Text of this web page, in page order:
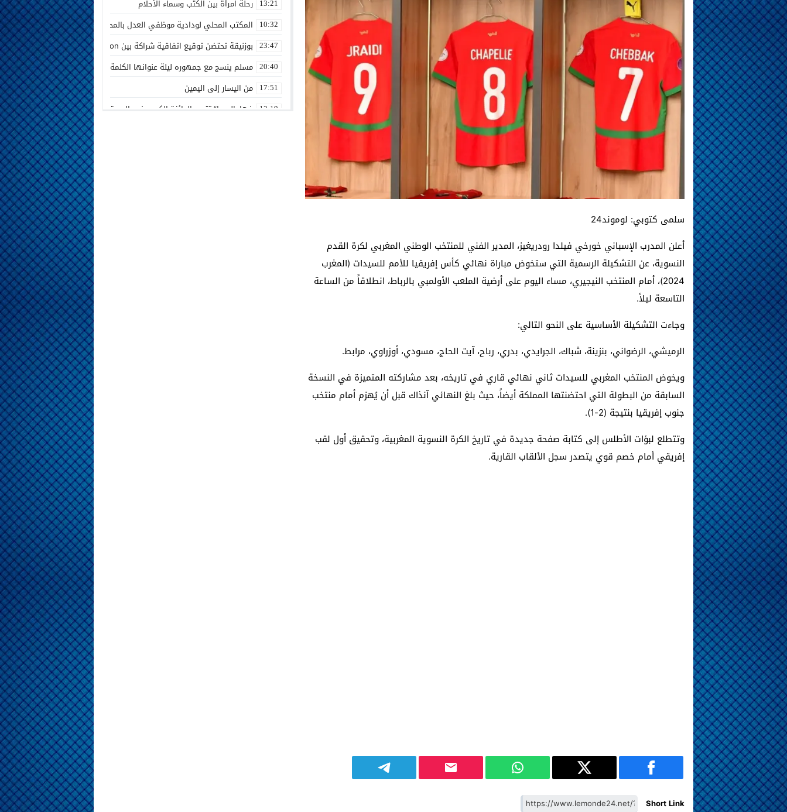
سلمى كتوبي: لوموند24
أعلن المدرب الإسباني خورخي فيلدا رودريغيز، المدير الفني للمنتخب الوطني المغربي لكرة القدم
النسوية، عن التشكيلة الرسمية التي ستخوض مباراة نهائي كأس إفريقيا للأمم للسيدات (المغرب
2024)، أمام المنتخب النيجيري، مساء اليوم على أرضية الملعب الأولمبي بالرباط، انطلاقاً من الساعة
التاسعة ليلاً.
وجاءت التشكيلة الأساسية على النحو التالي:
الرميشي، الرضواني، بنزينة، شباك، الجرايدي، بدري، رباح، آيت الحاج، مسودي، أوزراوي، مرابط.
ويخوض المنتخب المغربي للسيدات ثاني نهائي قاري في تاريخه، بعد مشاركته المتميزة في النسخة
السابقة من البطولة التي احتضنتها المملكة أيضاً، حيث بلغ النهائي آنذاك قبل أن يُهزم أمام منتخب
جنوب إفريقيا بنتيجة (2-1).
وتتطلع لبؤات الأطلس إلى كتابة صفحة جديدة في تاريخ الكرة النسوية المغربية، وتحقيق أول لقب
إفريقي أمام خصم قوي يتصدر سجل الألقاب القارية.
Short Link
13:21 رحلة امرأة بين الكتب وسماء الأحلام
10:32 المكتب المحلي لودادية موظفي العدل بالمحكمة الابتدائية المدنية بالدار
23:47 بوزنيقة تحتضن توقيع اتفاقية شراكة بين Joudour Production و Medi24 Prod لإنتاج الفيلم السينمائي “الاختطاف”
20:40 مسلم ينسج مع جمهوره ليلة عنوانها الكلمة الصادقة في مهرجان إفران
17:51 من اليسار إلى اليمين
13:19 فهامالوجيا” تتوج بالجائزة الكبرى في الدورة الثالثة لمهرجان الخلخال
أسماء لمنور تُحيي روح الطرب المغربي في مهرجان عيساوة بمكناس
الإدماج الاجتماعي في صلب الاهتمام.. الرباط تحتضن اختتام النسخة الثانية
المديرية الإقليمية للتعاون الوطني ببنسليمان تطلق الحملة الوطنية الثانية
بوزنيقة.. حملة واسعة لتحرير الملك العمومي ومحاربة مختلف الظواهر المشينة
أسرة شابة تناشد بفتح تحقيق في ملابسات مضاعفات صحية بعد الولادة
مسلم يشعل أجواء مهرجان تيميزار للفضة بتزنيت بحضور جماهيري كبير